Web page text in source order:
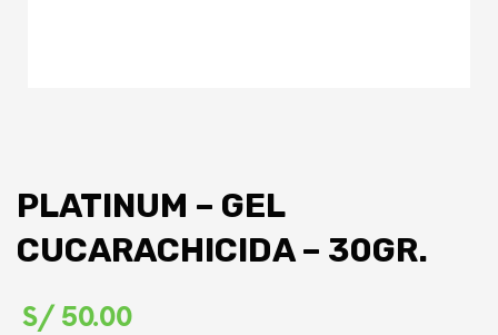
PLATINUM – GEL
CUCARACHICIDA – 30GR.
S/ 50.00